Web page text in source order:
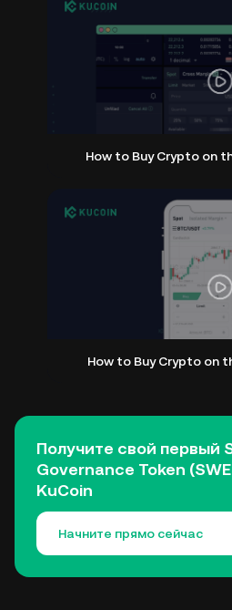
How to Buy Crypto on
How to Buy Crypto on
Получите свой первый
Governance Token
KuCoin
Начните прямо сейчас